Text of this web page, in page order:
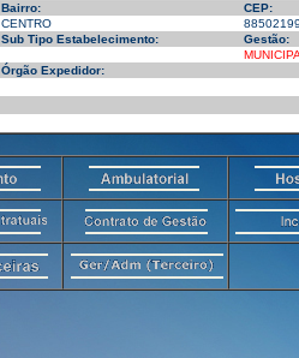
Bairro:
CEP:
CENTRO
Sub Tipo Estabelecimento:
Gestão:
Órgão Expedidor: